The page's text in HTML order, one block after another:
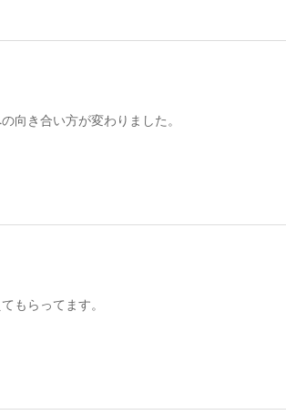
向き合い方が変わりました。
もらってます。